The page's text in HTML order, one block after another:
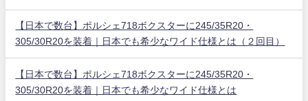
【日本で数台】ポルシェ718ボクスターに245/35R20・
305/30R20を装着｜日本でも希少なワイド仕様とは（２回目）
【日本で数台】ポルシェ718ボクスターに245/35R20・
305/30R20を装着｜日本でも希少なワイド仕様とは